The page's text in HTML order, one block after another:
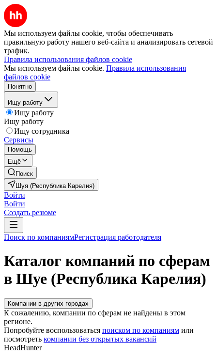
Мы используем файлы cookie, чтобы обеспечивать
правильную работу нашего веб-сайта и анализировать сетевой
трафик.
Правила использования файлов cookie
Мы используем файлы cookie. Правила использования
файлов cookie
Понятно
Ищу работу
Ищу работу
Ищу работу
Ищу сотрудника
Сервисы
Помощь
Ещё
Поиск
Шуя (Республика Карелия)
Войти
Войти
Создать резюме
Поиск по компаниямРегистрация работодателя
Каталог компаний по сферам
в Шуе (Республика Карелия)
Компании в других городах
К сожалению, компании по сферам не найдены в этом
регионе.
Попробуйте воспользоваться поиском по компаниям или
посмотреть компании без открытых вакансий
HeadHunter